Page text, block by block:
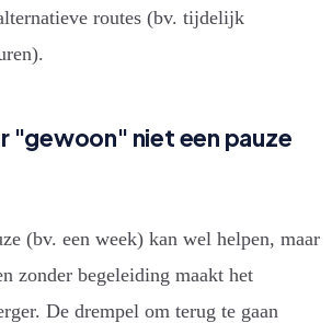
routes (bv. tijdelijk
"gewoon" niet een pauze
(bv. een week) kan wel helpen, maar
zonder begeleiding maakt het
De drempel om terug te gaan